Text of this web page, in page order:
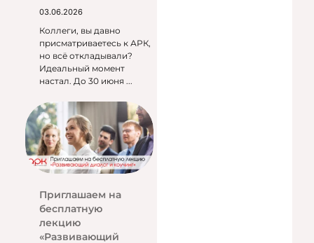
03.06.2026
Коллеги, вы давно
присматриваетесь к АРК,
но всё откладывали?
Идеальный момент
настал. До 30 июня ...
Приглашаем на
бесплатную
лекцию
«Развивающий